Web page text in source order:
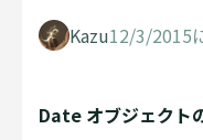
Kazu12/3/2015
Date オブジェク